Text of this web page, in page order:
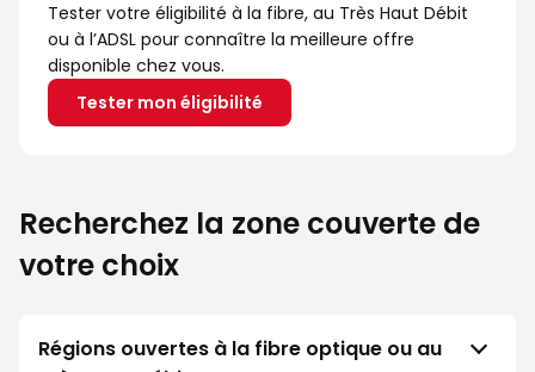
Tester votre éligibilité à la fibre, au Très Haut Débit
ou à l’ADSL pour connaître la meilleure offre
disponible chez vous.
Tester mon éligibilité
Recherchez la zone couverte de
votre choix
Régions ouvertes à la fibre optique ou au